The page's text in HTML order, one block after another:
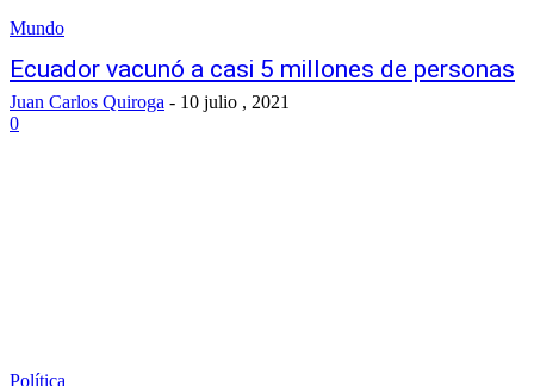
Mundo
Ecuador vacunó a casi 5 millones de personas
Juan Carlos Quiroga - 10 julio , 2021
0
Política